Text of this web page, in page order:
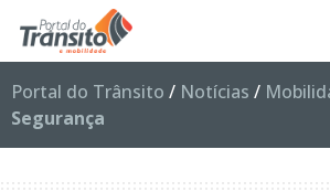
Portal do Trânsito / Notícias /
Segurança